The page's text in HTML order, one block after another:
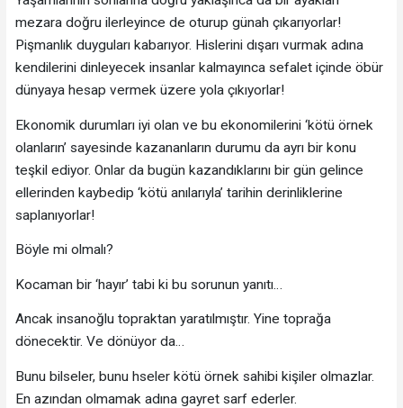
mezara doğru ilerleyince de oturup günah çıkarıyorlar!
Pişmanlık duyguları kabarıyor. Hislerini dışarı vurmak adına
kendilerini dinleyecek insanlar kalmayınca sefalet içinde öbür
dünyaya hesap vermek üzere yola çıkıyorlar!
Ekonomik durumları iyi olan ve bu ekonomilerini ‘kötü örnek
olanların’ sayesinde kazananların durumu da ayrı bir konu
teşkil ediyor. Onlar da bugün kazandıklarını bir gün gelince
ellerinden kaybedip ‘kötü anılarıyla’ tarihin derinliklerine
saplanıyorlar!
Böyle mi olmalı?
Kocaman bir ‘hayır’ tabi ki bu sorunun yanıtı…
Ancak insanoğlu topraktan yaratılmıştır. Yine toprağa
dönecektir. Ve dönüyor da…
Bunu bilseler, bunu hseler kötü örnek sahibi kişiler olmazlar.
En azından olmamak adına gayret sarf ederler.